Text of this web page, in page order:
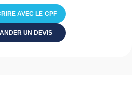
AVEC LE CPF
UN DEVIS